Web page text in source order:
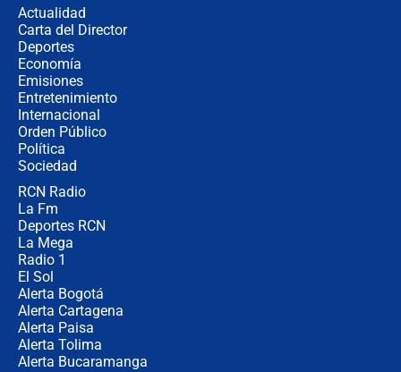
Actualidad
Carta del Director
Deportes
Economía
Emisiones
Entretenimiento
Internacional
Orden Público
Política
Sociedad
RCN Radio
La Fm
Deportes RCN
La Mega
Radio 1
El Sol
Alerta Bogotá
Alerta Cartagena
Alerta Paisa
Alerta Tolima
Alerta Bucaramanga